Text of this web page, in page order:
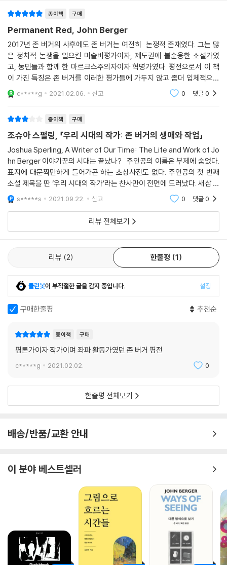
“예술이란, ‘좋은’ 예술이란 무엇인가.”
일찍이 수전 손택은 버거가 “감각적 세상에 주의를 기울이면서도 양심의
명령에 응답”했다는 점에서 “비할 데 없는” 존재라고 썼다. 전쟁, 냉전, 68
혁명, 신자유주의 등 사회적 격변과 현대 예술을 둘러싼 치열한 논쟁이 숨
가쁘게 이어지던 20세기를 관통하는 동안 그는 예술이란, ‘좋은’ 예술이란
무엇인가를 두고 타협 없이 끈질기게 고민했으며, 스스로 창작을 통해서도
『우리 시대의 작가』는 회화, 문학, 사진, 영화, 텔레비전에 이르기까지 각
종 매체를 넘나들며 시기마다 버거를 사로잡은 주된 질문을 파헤친다. 그
는 익히 알려진 바와 같이 비평가, 소설가, 시인의 정체성을 오가며 미술비
평, 모더니즘 소설, 다큐멘터리 사진-텍스트, 내러티브 영화 등을 선보였
다. 그는 동 세대 많은 이들이 당연시 여기던 범주 구분을 따르지 않았다.
그의 폭넓은 활동 분야는 단지 작가로서의 성실함을 증명하는 것이 아니
라, 부단한 철학적 도전으로 평가하는 것이 옳다. 버거를 비평적으로 포착
하는 것이 까다로운 까닭이야말로 그가 ‘우리 시대의 작가’로 자리매김한
지점이기도 하다. 그의 작업은 실험 정신으로 충만한 개인의 표현이라기보
다 그 시대의 철학적 대립항들, 즉 자유와 헌신, 이데올로기와 경험, 말과
이미지 사이를 잇고자 한 노력이었다.
아웃사이더에서 모더니스트, 그리고 양심의 수호자로 이어진 여정
조슈아 스펄링은 이 책에서 버거의 삶을 크게 세 갈래로 나누어 추적한다.
다. 1950년대, 20대 중반이던 그는 아웃사이더의 지위를 포기하지 않은
변모한 모습을 보인다. 이 시기의 그는 15년에 걸쳐 활기차고 감각적인 생
산력을 발휘한다. 런던에서 버거가 논객으로 이름을 떨쳤다면, 신좌파가
였다. 마지막 시기에 그는 신자유주의의 세계화에 맞서 저항자이자 농민
경험의 기록자로 거듭난다. 버거의 작업은 희귀하고도 특별한 궤도를 띤
야기꾼으로 살았다. 동시대를 향한 그의 헌신은 이론적인 차원에 갇혀 있
지 않았다. 그는 예술의 목적, 창조적 자유의 본질, 현대성과 희망의 관계를
버거가 마침내 침묵을 깨고 말했다.
“나는 냉담하게 있고 싶지 않습니다.
나는 상상력을 발휘해 생각을 바꿀 수 있는 사람들을 존경합니다.”
2017년 그가 세상을 떠났을 때, 공식 부고 기사들은 그를 파격적인 비평가
로 기록했다. 젊은 시절 버거가 맹렬한 좌파 이론가로 두각을 드러낸 것은
사실이다. 하지만 작가인 그를 정의할 때는 그가 무엇에 맞섰는지보다, 무
엇을 사랑했는지를 더 눈여겨보아야 한다. 철학자로서 버거는 감각을 사용
종이책 구매
Permanent Red, John Berger
2017년 존 버거의 사후에도 존 버거는 여전히 논쟁적 존재였다. 그는 많
은 정치적 논쟁을 일으킨 미술비평가이자, 제도권에 불순응한 소설가였
고, 농민들과 함께 한 마르크스주의자이자 혁명가였다. 평전으로서 이 책
이 가진 특징은 존 버거를 이러한 평가들에 가두지 않고 좀더 입체적으로
다양하게 조명한다는 점이다. 역사에 굴곡과 이면이 있다면 인간도 매우
복잡한 존재이기 때문
c*****g 2021.02.06. 신고 0 댓글0
종이책 구매
조슈아 스펄링, 「우리 시대의 작가: 존 버거의 생애와 작업」
Joshua Sperling, A Writer of Our Time: The Life and Work of Jo
hn Berger 이야기꾼의 시대는 끝났나? 주인공의 이름은 부제에 숨었다.
표지에 대문짝만하게 들어가곤 하는 초상사진도 없다. 주인공의 첫 번째
소설 제목을 딴 ‘우리 시대의 작가’라는 찬사만이 전면에 드러났다. 새삼 그
가 우리와 동시대에 함께했음이 실감 난다. 동시에 그가 벌써 평전의 주인
공이 될 정도로
s*****s 2021.09.22. 신고 0 댓글0
리뷰 전체보기
리뷰 2 한줄평 1
클린봇이 부적절한 글을 감지 중입니다. 설정
구매한줄평 추천순
종이책 구매
평론가이자 작가이며 좌파 활동가였던 존 버거 평전
c*****g 2021.02.02. 0
한줄평 전체보기
배송/반품/교환 안내
이 분야 베스트셀러